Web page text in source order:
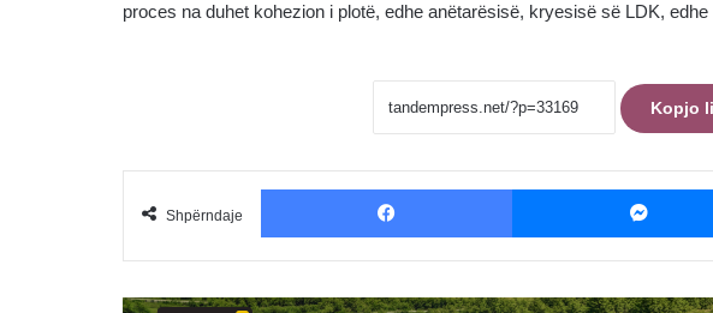
proces na duhet kohezion i plotë, edhe anëtarësisë, kryesisë së LDK, edhe
Kopjo
Shpërndaje
Facebook